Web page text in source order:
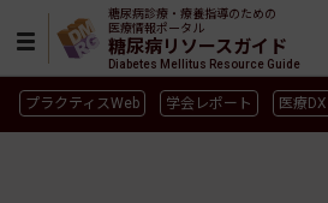
糖尿病診療・療養指導のための
医療情報ポータル
糖尿病リソースガイド
Diabetes Mellitus Resource Guide
プラクティスWeb 学会レポート 医療DX